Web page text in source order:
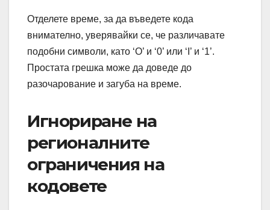
Отделете време, за да въведете кода
внимателно, уверявайки се, че различавате
подобни символи, като ‘O’ и ‘0’ или ‘I’ и ‘1’.
Простата грешка може да доведе до
разочарование и загуба на време.
Игнориране на
регионалните
ограничения на
кодовете